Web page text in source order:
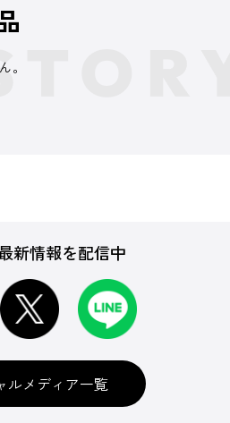
。
新情報を配信中
ルメディア一覧